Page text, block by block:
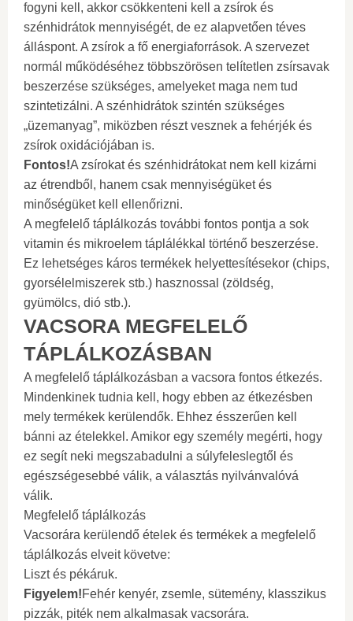
fogyni kell, akkor csökkenteni kell a zsírok és
szénhidrátok mennyiségét, de ez alapvetően téves
álláspont. A zsírok a fő energiaforrások. A szervezet
normál működéséhez többszörösen telítetlen zsírsavak
beszerzése szükséges, amelyeket maga nem tud
szintetizálni. A szénhidrátok szintén szükséges
„üzemanyag”, miközben részt vesznek a fehérjék és
zsírok oxidációjában is.
Fontos!A zsírokat és szénhidrátokat nem kell kizárni
az étrendből, hanem csak mennyiségüket és
minőségüket kell ellenőrizni.
A megfelelő táplálkozás további fontos pontja a sok
vitamin és mikroelem táplálékkal történő beszerzése.
Ez lehetséges káros termékek helyettesítésekor (chips,
gyorsélelmiszerek stb.) hasznossal (zöldség,
gyümölcs, dió stb.).
VACSORA MEGFELELŐ
TÁPLÁLKOZÁSBAN
A megfelelő táplálkozásban a vacsora fontos étkezés.
Mindenkinek tudnia kell, hogy ebben az étkezésben
mely termékek kerülendők. Ehhez ésszerűen kell
bánni az ételekkel. Amikor egy személy megérti, hogy
ez segít neki megszabadulni a súlyfeleslegtől és
egészségesebbé válik, a választás nyilvánvalóvá
válik.
Megfelelő táplálkozás
Vacsorára kerülendő ételek és termékek a megfelelő
táplálkozás elveit követve:
Liszt és pékáruk.
Figyelem!Fehér kenyér, zsemle, sütemény, klasszikus
pizzák, piték nem alkalmasak vacsorára.